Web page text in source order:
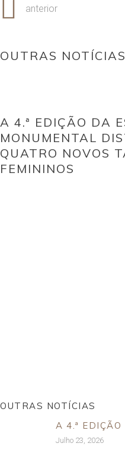
anterior
OUTRAS NOTÍCIAS
A 4.ª EDIÇÃO DA
MONUMENTAL
QUATRO NOVOS
FEMININOS
OUTRAS NOTÍCIAS
A 4.ª
Julho 23, 2026